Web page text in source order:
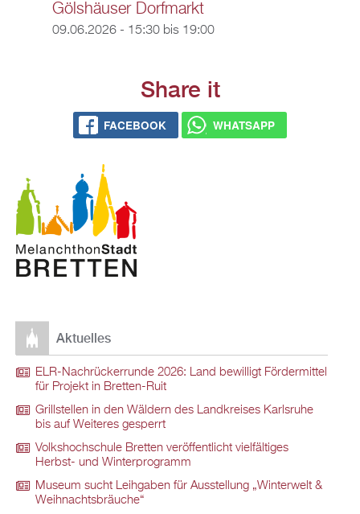
Gölshäuser Dorfmarkt
09.06.2026 - 15:30bis 19:00
Share it
FACEBOOK WHATSAPP
Aktuelles
ELR-Nachrückerrunde 2026: Land bewilligt Fördermittel
für Projekt in Bretten-Ruit
Grillstellen in den Wäldern des Landkreises Karlsruhe
bis auf Weiteres gesperrt
Volkshochschule Bretten veröffentlicht vielfältiges
Herbst- und Winterprogramm
Museum sucht Leihgaben für Ausstellung „Winterwelt &
Weihnachtsbräuche“